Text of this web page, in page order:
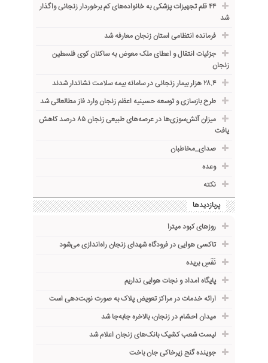
۴۴ قلم تجهیزات پزشکی به خانواده‌های کم برخوردار زنجانی واگذار
شد
فرمانده انتظامی استان زنجان معارفه شد
جزئیات انتقال و اعطای ملک معوض به ساکنان کوی فلسطین
زنجان
۲۸.۴ هزار بیمار زنجانی در سامانه بیمه سلامت نشاندار شدند
طرح بازسازی و توسعه حسینیه اعظم زنجان وارد فاز مطالعاتی شد
میزان آتش‌سوزی‌ها در عرصه‌های طبیعی زنجان ۸۵ درصد کاهش
یافت
صدای_مخاطبان
وعده
نکته
پربازدیدها
روزهای کبود میترا
تاکسی هوایی در فرودگاه شهدای زنجان راه‌اندازی می‌شود
نَفَسِ بریده
پایگاه امداد و نجات هوایی نداریم
ارائه خدمات در مراکز تعویض پلاک به صورت نوبت‌دهی است
میدان احشام در زنجان، بالاخره جا‌به‌جا شد
لیست شعب کشیک بانک‌های زنجان اعلام شد
جوینده گنج زیرخاکی جان باخت